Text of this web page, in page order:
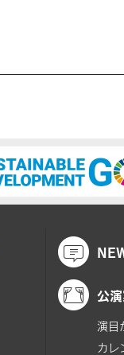
公
演目
カレ